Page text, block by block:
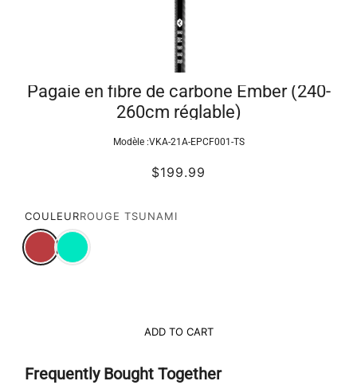
Pagaie en fibre de carbone Ember (240-
260cm réglable)
Modèle :VKA-21A-EPCF001-TS
$199.99
COULEURROUGE TSUNAMI
ADD TO CART
Frequently Bought Together